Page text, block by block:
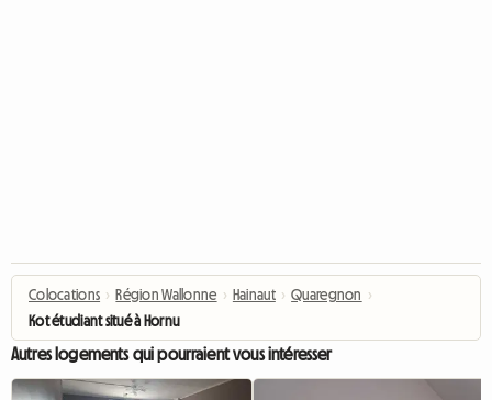
Colocations › Région Wallonne › Hainaut › Quaregnon ›
Kot étudiant situé à Hornu
Autres logements qui pourraient vous intéresser